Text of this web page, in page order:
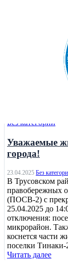
Без категории
Уважаемые
города!
23.04.2025 Без
В Трусовском
правобережных
(ПОСВ-2) с
25.04.2025 до
отключения:
микрорайон.
коснется части
поселки
Читать далее